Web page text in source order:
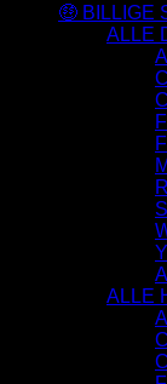
🤑 BILLIGE
ALLE
ALLE